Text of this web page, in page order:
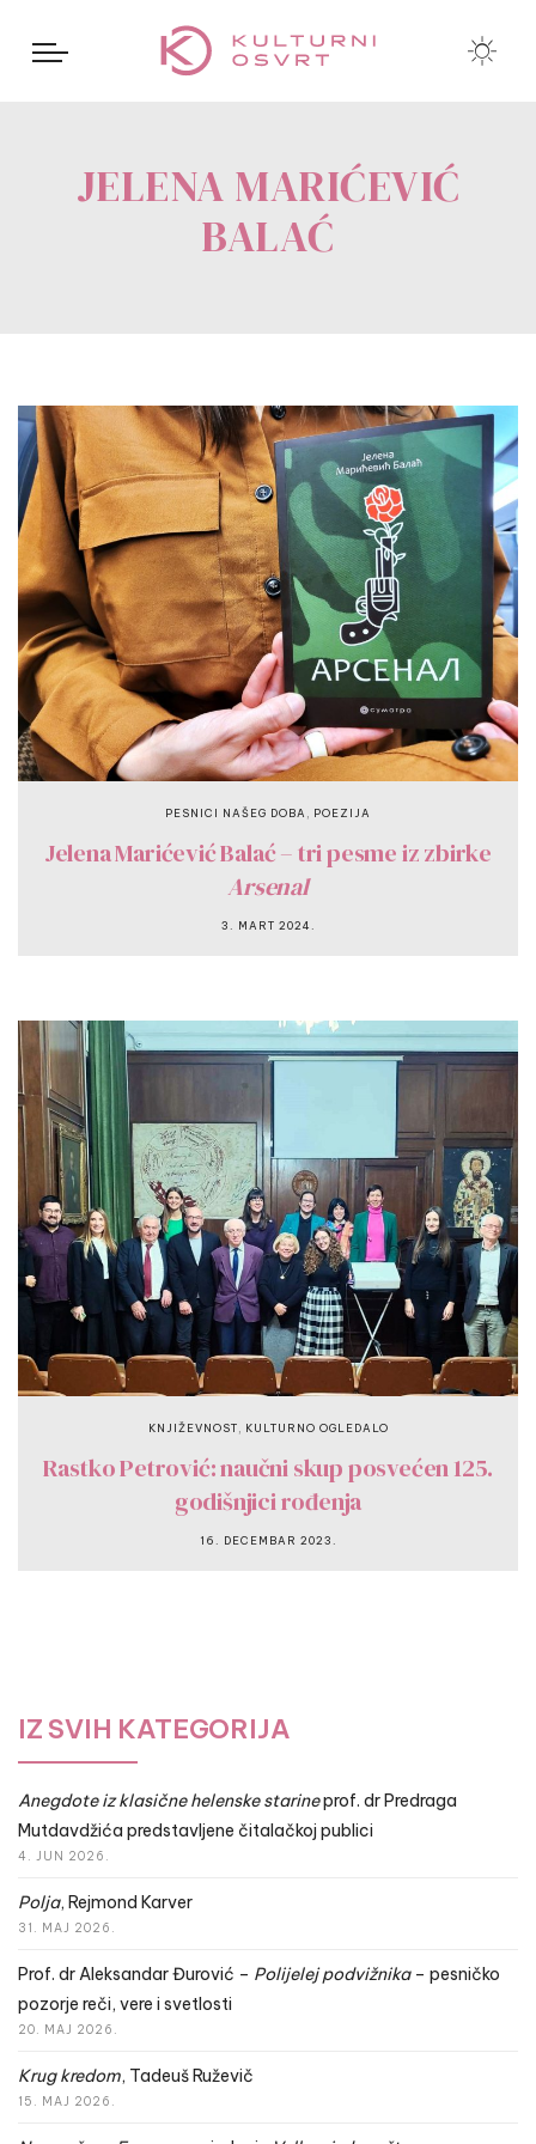
JELENA MARIĆEVIĆ
BALAĆ
PESNICI NAŠEG DOBA POEZIJA
Jelena Marićević Balać – tri pesme iz zbirke
Arsenal
3. MART 2024.
KNJIŽEVNOST KULTURNO OGLEDALO
Rastko Petrović: naučni skup posvećen 125.
godišnjici rođenja
16. DECEMBAR 2023.
IZ SVIH KATEGORIJA
Anegdote iz klasične helenske starineprof. dr Predraga
Mutdavdžića predstavljene čitalačkoj publici
4. JUN 2026.
Polja, Rejmond Karver
31. MAJ 2026.
Prof. dr Aleksandar Đurović – Polijelej podvižnika– pesničko
pozorje reči, vere i svetlosti
20. MAJ 2026.
Krug kredom, Tadeuš Ruževič
15. MAJ 2026.